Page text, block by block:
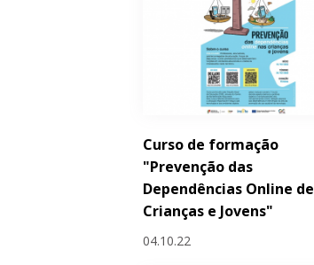
Curso de formação
"Prevenção das
Dependências Online de
Crianças e Jovens"
04.10.22